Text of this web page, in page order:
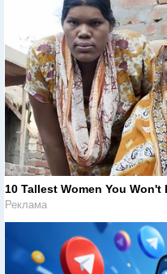
10 Tallest Women You Won't
Реклама